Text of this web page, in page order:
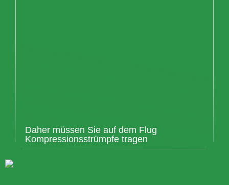
Daher müssen Sie auf dem Flug
Kompressionsstrümpfe tragen